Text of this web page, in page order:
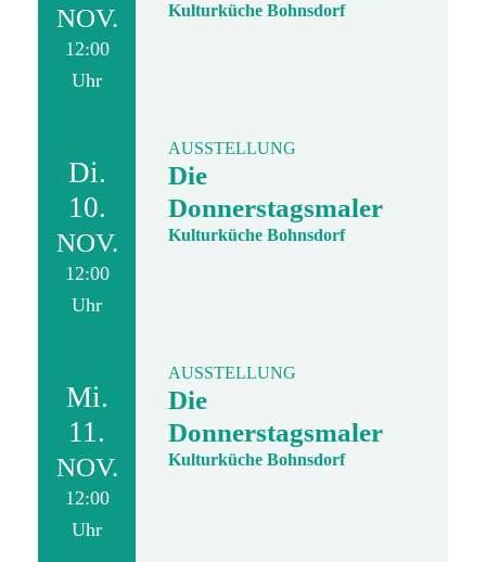
NOV.
12:00
Uhr
Kulturküche Bohnsdorf
Di.
10.
NOV.
12:00
Uhr
AUSSTELLUNG
Die
Donnerstagsmaler
Kulturküche Bohnsdorf
Mi.
11.
NOV.
12:00
Uhr
AUSSTELLUNG
Die
Donnerstagsmaler
Kulturküche Bohnsdorf